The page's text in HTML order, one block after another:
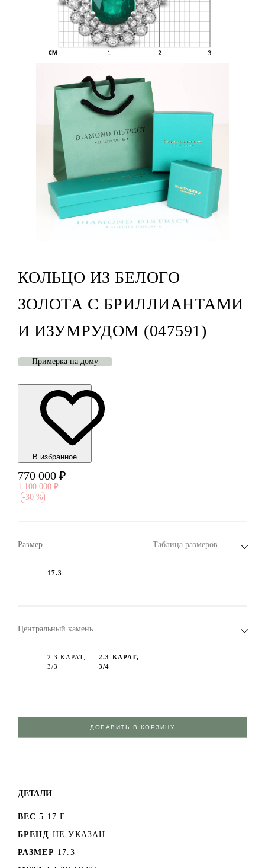
КОЛЬЦО ИЗ БЕЛОГО
ЗОЛОТА С БРИЛЛИАНТАМИ
И ИЗУМРУДОМ (047591)
Примерка на дому
В избранноe
770 000 ₽
1 100 000 ₽
-30 %
Размер Таблица размеров
17.3
Центральный камень
2.3 КАРАТ,
3/3
2.3 КАРАТ,
3/4
ДОБАВИТЬ В КОРЗИНУ
ДЕТАЛИ
ВЕС 5.17 Г
БРЕНД НЕ УКАЗАН
РАЗМЕР 17.3